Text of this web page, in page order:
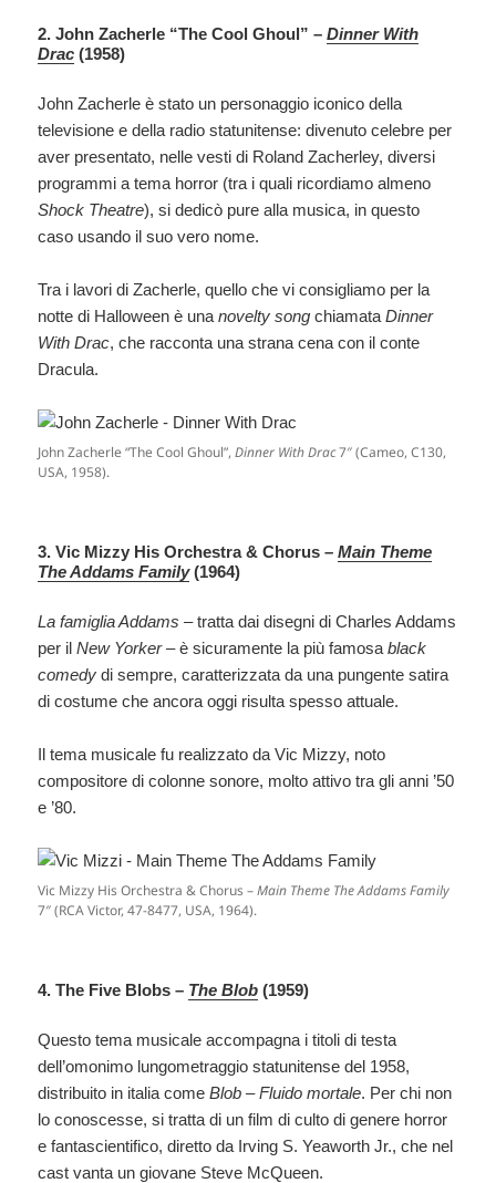
2. John Zacherle “The Cool Ghoul” –Dinner With
Drac (1958)
John Zacherle è stato un personaggio iconico della
televisione e della radio statunitense: divenuto celebre per
aver presentato, nelle vesti di Roland Zacherley, diversi
programmi a tema horror (tra i quali ricordiamo almeno
Shock Theatre), si dedicò pure alla musica, in questo
caso usando il suo vero nome.
Tra i lavori di Zacherle, quello che vi consigliamo per la
notte di Halloween è unanovelty song chiamataDinner
With Drac, che racconta una strana cena con il conte
Dracula.
John Zacherle “The Cool Ghoul”,Dinner With Drac7″ (Cameo, C130,
USA, 1958).
3. Vic Mizzy His Orchestra & Chorus –Main Theme
The Addams Family(1964)
La famiglia Addams – tratta dai disegni di Charles Addams
per ilNew Yorker– è sicuramente la più famosablack
comedy di sempre, caratterizzata da una pungente satira
di costume che ancora oggi risulta spesso attuale.
Il tema musicale fu realizzato da Vic Mizzy, noto
compositore di colonne sonore, molto attivo tra gli anni ’50
e ’80.
Vic Mizzy His Orchestra & Chorus –Main Theme The Addams Family
7″ (RCA Victor, 47-8477, USA, 1964).
4. The Five Blobs – The Blob (1959)
Questo tema musicale accompagna i titoli di testa
dell’omonimo lungometraggio statunitense del 1958,
distribuito in italia comeBlob – Fluido mortale. Per chi non
lo conoscesse, si tratta di un film di culto di genere horror
e fantascientifico, diretto da Irving S. Yeaworth Jr., che nel
cast vanta un giovane Steve McQueen.